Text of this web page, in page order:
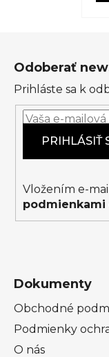
Odoberať
Prihláste sa k
PRIHLÁSIŤ
Vložením e-
podmienkami
Dokumenty
Obchodné
Podmienky
O nás